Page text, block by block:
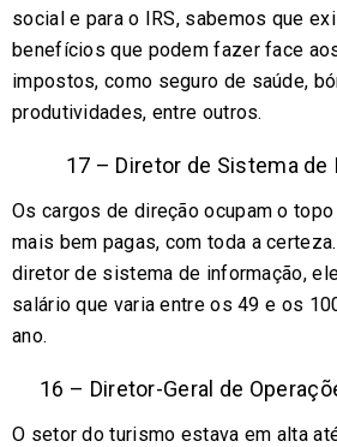
social e para o IRS, sabemos que
benefícios que podem fazer face
impostos, como seguro de saúde,
produtividades, entre outros.
17 – Diretor de Sistema
Os cargos de direção ocupam o
mais bem pagas, com toda a
diretor de sistema de informação,
salário que varia entre os 49 e os
ano.
16 – Diretor-Geral de
O setor do turismo estava em alta